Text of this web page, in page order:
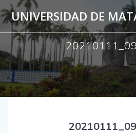
Skip
to
UNIVERSIDAD DE